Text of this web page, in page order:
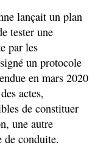
lançait un plan
tester une
par les
un protocole
en mars 2020
actes,
de constituer
une autre
de conduite.